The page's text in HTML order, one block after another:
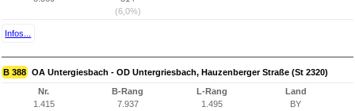
(6,0%)
Infos...
B 388 OA Untergiesbach - OD Untergriesbach, Hauzenberger Straße (St 2320)
Nr.
1.415
B-Rang
7.937
L-Rang
1.495
Land
BY